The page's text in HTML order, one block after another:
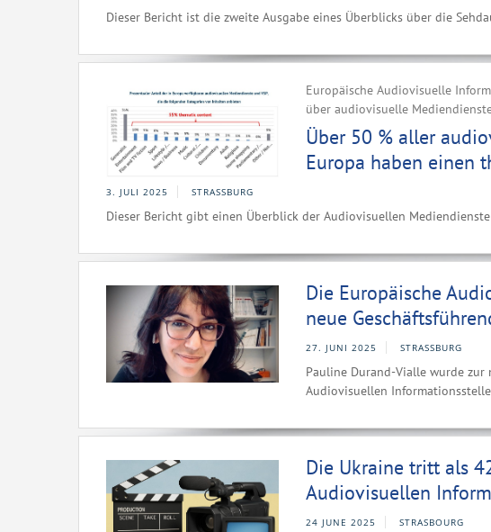
Dieser Bericht ist die zweite Ausgabe eines Überblicks über die
Europäische Audiovisuelle
über audiovisuelle
Über 50 % aller
Europa haben einen
3. JULI 2025 STRASSBURG
Dieser Bericht gibt einen Überblick der Audiovisuellen
Die Europäische
neue
27. JUNI 2025 STRASSBURG
Pauline Durand-Vialle wurde zur
Audiovisuellen
Die Ukraine tritt als
Audiovisuellen
24 JUNE 2025 STRASBOURG